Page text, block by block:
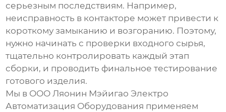
серьезным последствиям. Например,
неисправность в контакторе может привести к
короткому замыканию и возгоранию. Поэтому,
нужно начинать с проверки входного сырья,
тщательно контролировать каждый этап
сборки, и проводить финальное тестирование
готового изделия.
Мы в ООО Ляонин Мэйигао Электро
Автоматизация Оборудования применяем